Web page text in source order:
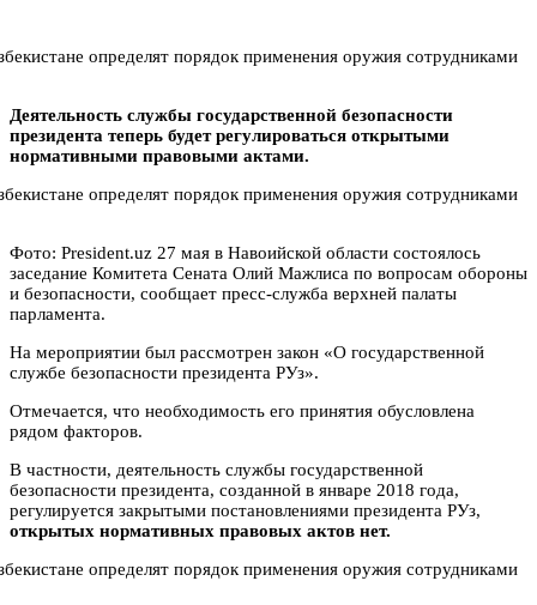
Деятельность службы государственной безопасности
президента теперь будет регулироваться открытыми
нормативными правовыми актами.
Фото: President.uz 27 мая в Навоийской области состоялось
заседание Комитета Сената Олий Мажлиса по вопросам обороны
и безопасности, сообщает пресс-служба верхней палаты
парламента.
На мероприятии был рассмотрен закон «О государственной
службе безопасности президента РУз».
Отмечается, что необходимость его принятия обусловлена
рядом факторов.
В частности, деятельность службы государственной
безопасности президента, созданной в январе 2018 года,
регулируется закрытыми постановлениями президента РУз,
открытых нормативных правовых актов нет.